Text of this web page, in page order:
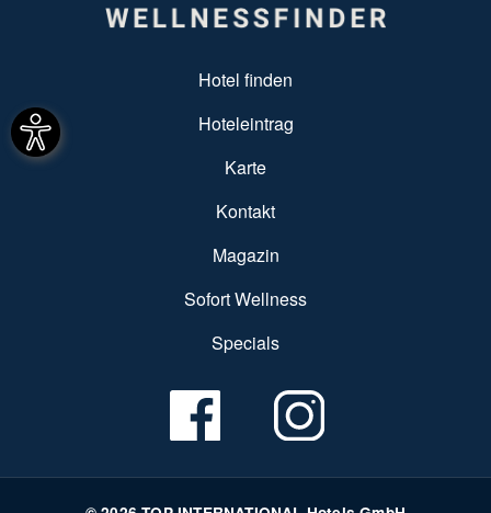
Hotel finden
Hoteleintrag
Karte
Kontakt
Magazin
Sofort Wellness
Specials